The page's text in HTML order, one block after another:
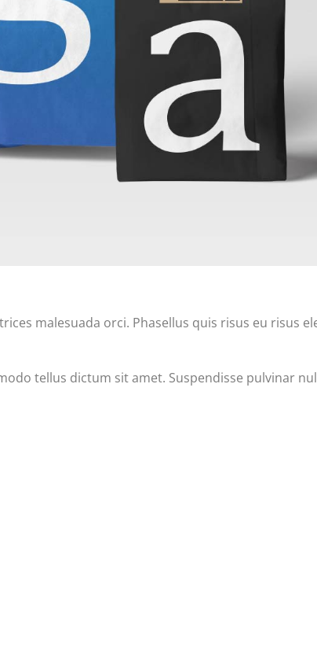
malesuada orci. Phasellus quis risus eu risus
tellus dictum sit amet. Suspendisse pulvinar